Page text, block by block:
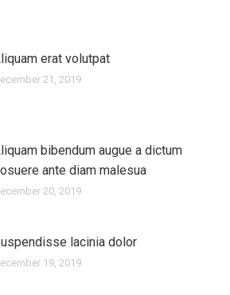
erat volutpat
21, 2019
bibendum augue a dictum
ante diam malesua
20, 2019
lacinia dolor
19, 2019